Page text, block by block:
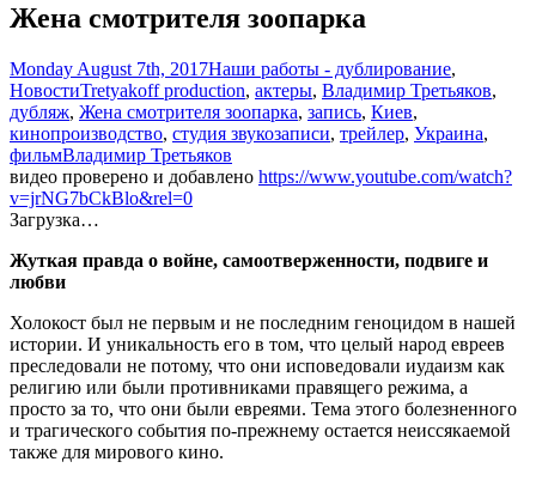
Жена смотрителя зоопарка
Monday August 7th, 2017Наши работы - дублирование,
НовостиTretyakoff production, актеры, Владимир Третьяков,
дубляж, Жена смотрителя зоопарка, запись, Киев,
кинопроизводство, студия звукозаписи, трейлер, Украина,
фильмВладимир Третьяков
видео проверено и добавлено https://www.youtube.com/watch?
v=jrNG7bCkBlo&rel=0
Загрузка…
Жуткая правда о войне, самоотверженности, подвиге и
любви
Холокост был не первым и не последним геноцидом в нашей
истории. И уникальность его в том, что целый народ евреев
преследовали не потому, что они исповедовали иудаизм как
религию или были противниками правящего режима, а
просто за то, что они были евреями. Тема этого болезненного
и трагического события по-прежнему остается неиссякаемой
также для мирового кино.